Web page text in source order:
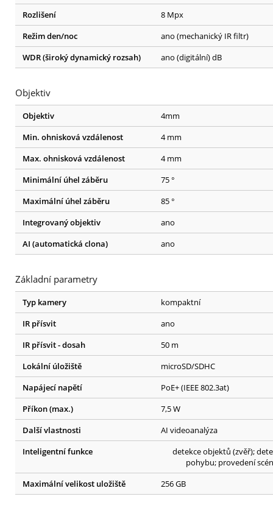
Rozlišení
8 Mpx
Režim den/noc
ano (mechanický IR filtr)
WDR (široký dynamický rozsah)
ano (digitální) dB
Objektiv
Objektiv
4mm
Min. ohnisková vzdálenost
4 mm
Max. ohnisková vzdálenost
4 mm
Minimální úhel záběru
75 °
Maximální úhel záběru
85 °
Integrovaný objektiv
ano
AI (automatická clona)
ano
Základní parametry
Typ kamery
kompaktní
IR přísvit
ano
IR přísvit - dosah
50 m
Lokální úložiště
microSD/SDHC
Napájecí napětí
PoE+ (IEEE 802.3at)
Příkon (max.)
7,5 W
Další vlastnosti
AI videoanalýza
Inteligentní funkce
detekce objektů (zvěř);
pohybu; provedení
Maximální velikost uložiště
256 GB